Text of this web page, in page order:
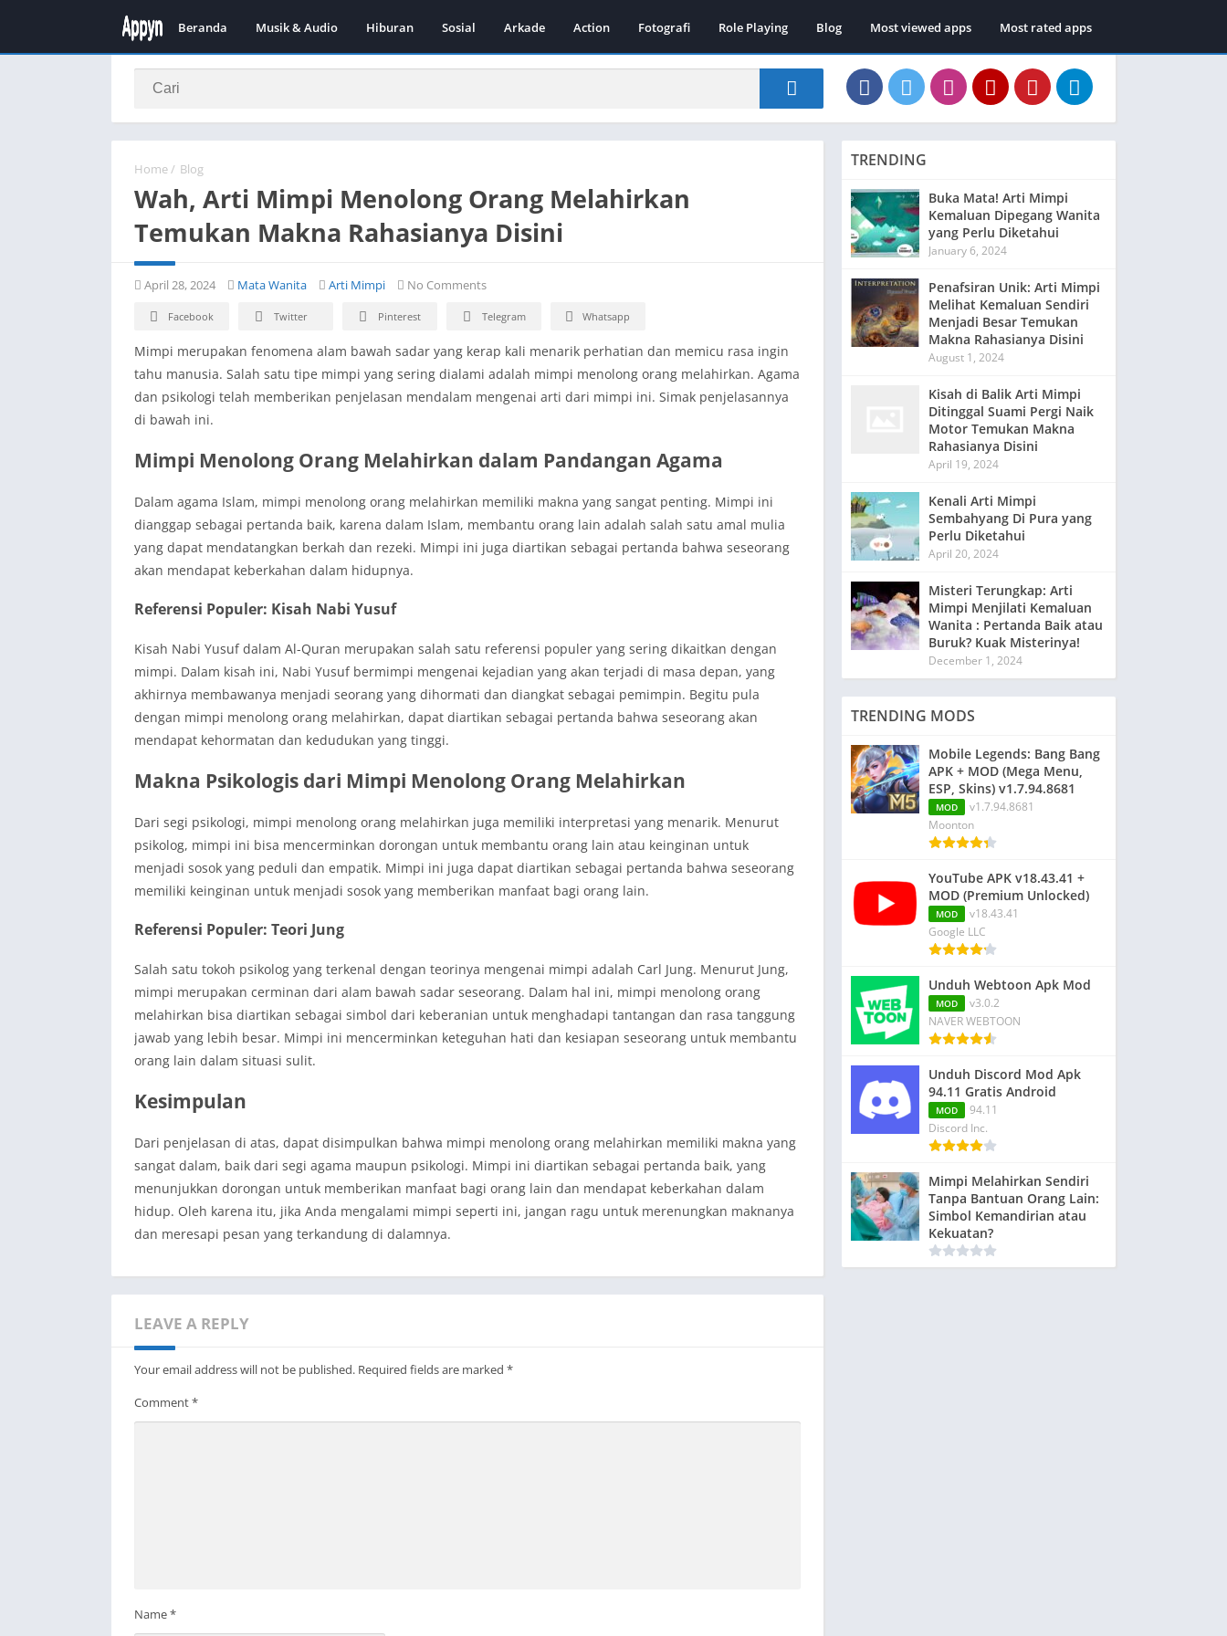
Beranda Musik & Audio Hiburan Sosial Arkade Action Fotografi Role Playing Blog Most viewed apps Most rated apps
Home / Blog
Wah, Arti Mimpi Menolong Orang Melahirkan
Temukan Makna Rahasianya Disini
April 28, 2024 Mata Wanita Arti Mimpi No Comments
Facebook Twitter Pinterest Telegram Whatsapp
Mimpi merupakan fenomena alam bawah sadar yang kerap kali menarik perhatian dan memicu rasa ingin
tahu manusia. Salah satu tipe mimpi yang sering dialami adalah mimpi menolong orang melahirkan. Agama
dan psikologi telah memberikan penjelasan mendalam mengenai arti dari mimpi ini. Simak penjelasannya
di bawah ini.
Mimpi Menolong Orang Melahirkan dalam Pandangan Agama
Dalam agama Islam, mimpi menolong orang melahirkan memiliki makna yang sangat penting. Mimpi ini
dianggap sebagai pertanda baik, karena dalam Islam, membantu orang lain adalah salah satu amal mulia
yang dapat mendatangkan berkah dan rezeki. Mimpi ini juga diartikan sebagai pertanda bahwa seseorang
akan mendapat keberkahan dalam hidupnya.
Referensi Populer: Kisah Nabi Yusuf
Kisah Nabi Yusuf dalam Al-Quran merupakan salah satu referensi populer yang sering dikaitkan dengan
mimpi. Dalam kisah ini, Nabi Yusuf bermimpi mengenai kejadian yang akan terjadi di masa depan, yang
akhirnya membawanya menjadi seorang yang dihormati dan diangkat sebagai pemimpin. Begitu pula
dengan mimpi menolong orang melahirkan, dapat diartikan sebagai pertanda bahwa seseorang akan
mendapat kehormatan dan kedudukan yang tinggi.
Makna Psikologis dari Mimpi Menolong Orang Melahirkan
Dari segi psikologi, mimpi menolong orang melahirkan juga memiliki interpretasi yang menarik. Menurut
psikolog, mimpi ini bisa mencerminkan dorongan untuk membantu orang lain atau keinginan untuk
menjadi sosok yang peduli dan empatik. Mimpi ini juga dapat diartikan sebagai pertanda bahwa seseorang
memiliki keinginan untuk menjadi sosok yang memberikan manfaat bagi orang lain.
Referensi Populer: Teori Jung
Salah satu tokoh psikolog yang terkenal dengan teorinya mengenai mimpi adalah Carl Jung. Menurut Jung,
mimpi merupakan cerminan dari alam bawah sadar seseorang. Dalam hal ini, mimpi menolong orang
melahirkan bisa diartikan sebagai simbol dari keberanian untuk menghadapi tantangan dan rasa tanggung
jawab yang lebih besar. Mimpi ini mencerminkan keteguhan hati dan kesiapan seseorang untuk membantu
orang lain dalam situasi sulit.
Kesimpulan
Dari penjelasan di atas, dapat disimpulkan bahwa mimpi menolong orang melahirkan memiliki makna yang
sangat dalam, baik dari segi agama maupun psikologi. Mimpi ini diartikan sebagai pertanda baik, yang
menunjukkan dorongan untuk memberikan manfaat bagi orang lain dan mendapat keberkahan dalam
hidup. Oleh karena itu, jika Anda mengalami mimpi seperti ini, jangan ragu untuk merenungkan maknanya
dan meresapi pesan yang terkandung di dalamnya.
LEAVE A REPLY
Your email address will not be published. Required fields are marked *
Comment*
Name*
TRENDING
Buka Mata! Arti Mimpi
Kemaluan Dipegang Wanita
yang Perlu Diketahui
January 6, 2024
Penafsiran Unik: Arti Mimpi
Melihat Kemaluan Sendiri
Menjadi Besar Temukan
Makna Rahasianya Disini
August 1, 2024
Kisah di Balik Arti Mimpi
Ditinggal Suami Pergi Naik
Motor Temukan Makna
Rahasianya Disini
April 19, 2024
Kenali Arti Mimpi
Sembahyang Di Pura yang
Perlu Diketahui
April 20, 2024
Misteri Terungkap: Arti
Mimpi Menjilati Kemaluan
Wanita : Pertanda Baik atau
Buruk? Kuak Misterinya!
December 1, 2024
TRENDING MODS
Mobile Legends: Bang Bang
APK + MOD (Mega Menu,
ESP, Skins) v1.7.94.8681
MOD
v1.7.94.8681
Moonton
YouTube APK v18.43.41 +
MOD (Premium Unlocked)
MOD
v18.43.41
Google LLC
Unduh Webtoon Apk Mod
MOD
v3.0.2
NAVER WEBTOON
Unduh Discord Mod Apk
94.11 Gratis Android
MOD
94.11
Discord Inc.
Mimpi Melahirkan Sendiri
Tanpa Bantuan Orang Lain:
Simbol Kemandirian atau
Kekuatan?